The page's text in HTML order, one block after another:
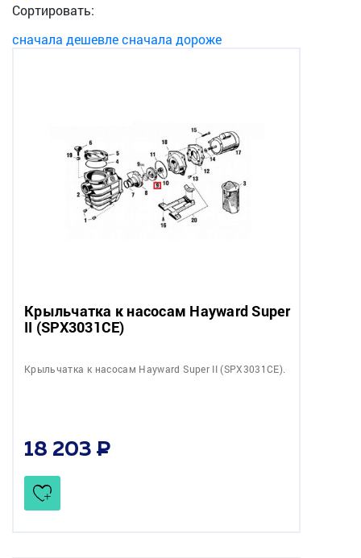
Сортировать:
сначала дешевлесначала дороже
Крыльчатка к насосам Hayward Super
II (SPX3031CE)
Крыльчатка к насосам Hayward Super II (SPX3031CE).
18 203